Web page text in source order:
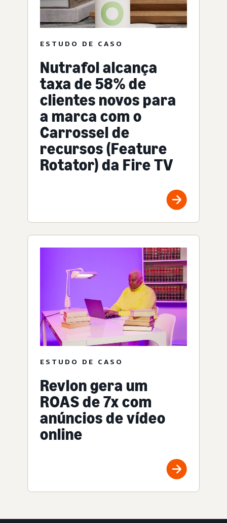
ESTUDO DE CASO
Nutrafol alcança
taxa de 58% de
clientes novos para
a marca com o
Carrossel de
recursos (Feature
Rotator) da Fire TV
ESTUDO DE CASO
Revlon gera um
ROAS de 7x com
anúncios de vídeo
online